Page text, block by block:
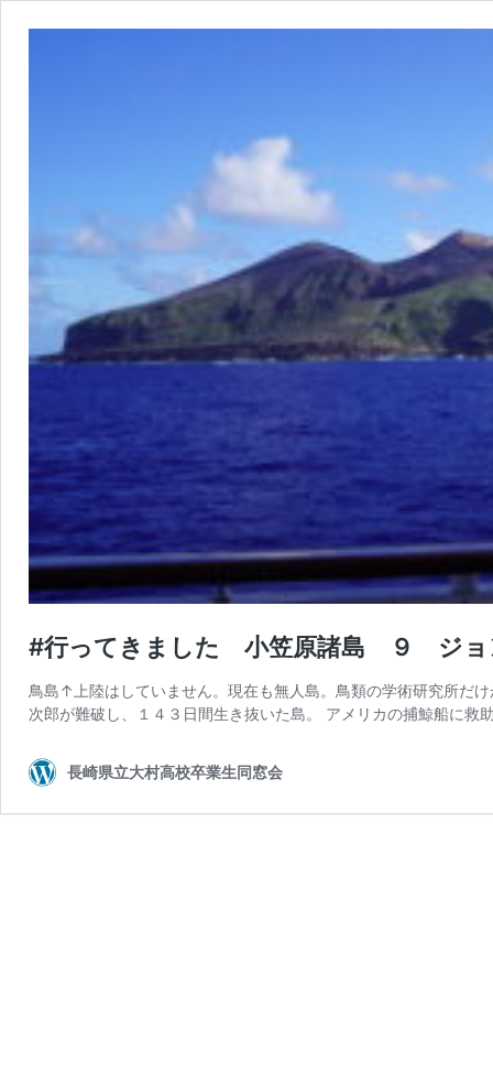
#行ってきました 小笠原諸島 ９ ジョ
鳥島↑上陸はしていません。現在も無人島。鳥類の学術研究所だ
次郎が難破し、１４３日間生き抜いた島。 アメリカの捕鯨船に
長崎県立大村高校卒業生同窓会